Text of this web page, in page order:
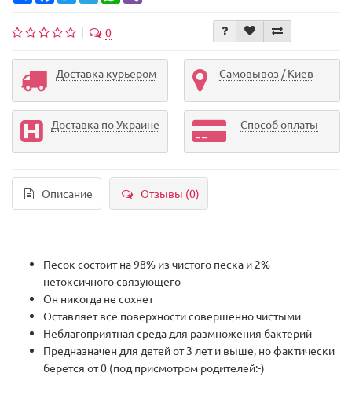
0
Доставка курьером Самовывоз / Киев
Доставка по Украине Способ оплаты
Описание Отзывы (0)
Песок состоит на 98% из чистого песка и 2%
нетоксичного связующего
Он никогда не сохнет
Оставляет все поверхности совершенно чистыми
Неблагоприятная среда для размножения бактерий
Предназначен для детей от 3 лет и выше, но фактически
берется от 0 (под присмотром родителей:-)